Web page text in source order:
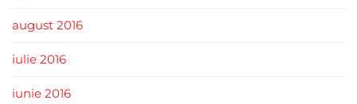
august 2016
iulie 2016
iunie 2016